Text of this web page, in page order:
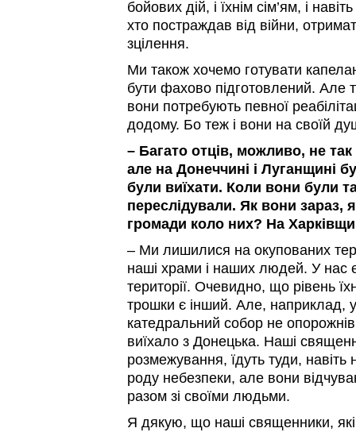
бойових дій, і їхнім сім’ям, і
хто постраждав від війни,
зцілення.
Ми також хочемо готувати
бути фахово підготовлений. Але
вони потребують певної
додому. Бо теж і вони на своїй
– Багато отців, можливо, не так
але на Донеччині і Луганщині
були виїхати. Коли вони були
переслідували. Як вони зараз,
громади коло них? На
– Ми лишилися на окупованих
наші храми і наших людей. У нас
території. Очевидно, що рівень
трошки є інший. Але, наприклад,
катедральний собор не
виїхало з Донецька. Наші
розмежування, їдуть туди, навіть
роду небезпеки, але вони
разом зі своїми людьми.
Я дякую, що наші священники,